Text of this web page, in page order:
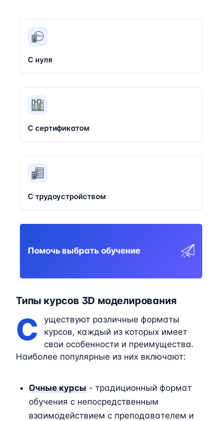
С нуля
С сертификатом
С трудоустройством
Помочь выбрать обучение
Типы курсов 3D моделирования
С
уществуют различные форматы
курсов, каждый из которых имеет
свои особенности и преимущества.
Наиболее популярные из них включают:
Очные курсы - традиционный формат
обучения с непосредственным
взаимодействием с преподавателем и